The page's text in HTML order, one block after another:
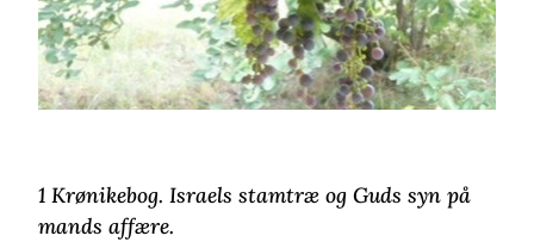
1 Krønikebog. Israels stamtræ og Guds syn på
mands affære.